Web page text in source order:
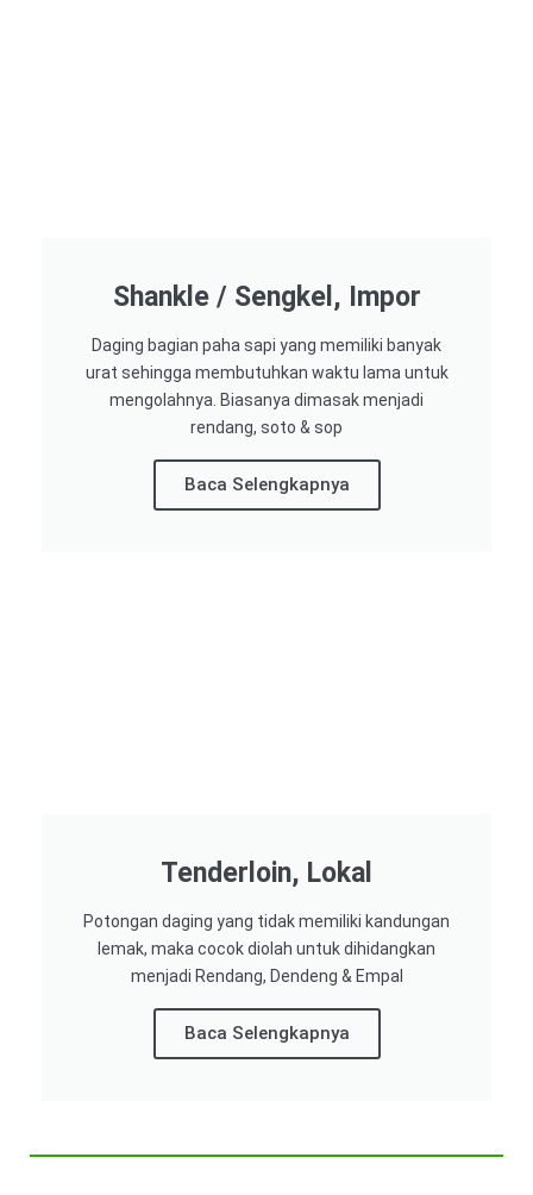
Shankle / Sengkel, Impor
Daging bagian paha sapi yang memiliki banyak
urat sehingga membutuhkan waktu lama untuk
mengolahnya. Biasanya dimasak menjadi
rendang, soto & sop
Baca Selengkapnya
Tenderloin, Lokal
Potongan daging yang tidak memiliki kandungan
lemak, maka cocok diolah untuk dihidangkan
menjadi Rendang, Dendeng & Empal
Baca Selengkapnya